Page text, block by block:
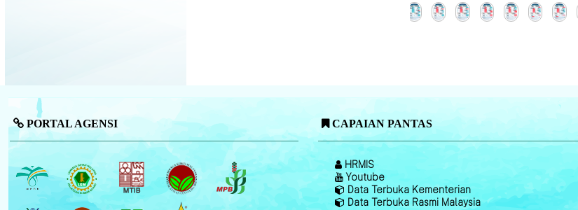
PORTAL AGENSI CAPAIAN PANTAS
HRMIS
Youtube
Data Terbuka Kementerian
Data Terbuka Rasmi Malaysia